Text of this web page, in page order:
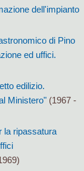
dell'impianto
di Pino
ed uffici.
edilizio.
Ministero"(1967 -
la ripassatura